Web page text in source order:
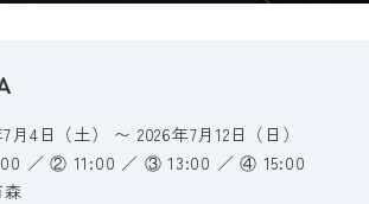
月4日（土） 〜 2026年7月12日（日）
／ ② 11:00 ／ ③ 13:00 ／ ④ 15:00